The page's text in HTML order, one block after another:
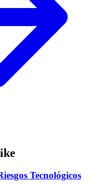
Tecnológicos